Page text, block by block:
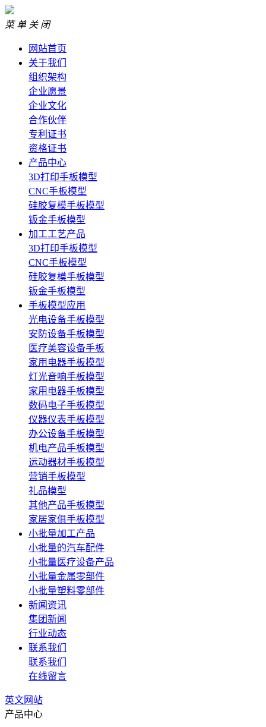
菜 单 关 闭
网站首页
关于我们
组织架构
企业愿景
企业文化
合作伙伴
专利证书
资格证书
产品中心
3D打印手板模型
CNC手板模型
硅胶复模手板模型
钣金手板模型
加工工艺产品
3D打印手板模型
CNC手板模型
硅胶复模手板模型
钣金手板模型
手板模型应用
光电设备手板模型
安防设备手板模型
医疗美容设备手板
家用电器手板模型
灯光音响手板模型
家用电器手板模型
数码电子手板模型
仪器仪表手板模型
办公设备手板模型
机电产品手板模型
运动器材手板模型
营销手板模型
礼品模型
其他产品手板模型
家居家俱手板模型
小批量加工产品
小批量的汽车配件
小批量医疗设备产品
小批量金属零部件
小批量塑料零部件
新闻资讯
集团新闻
行业动态
联系我们
联系我们
在线留言
英文网站
产品中心